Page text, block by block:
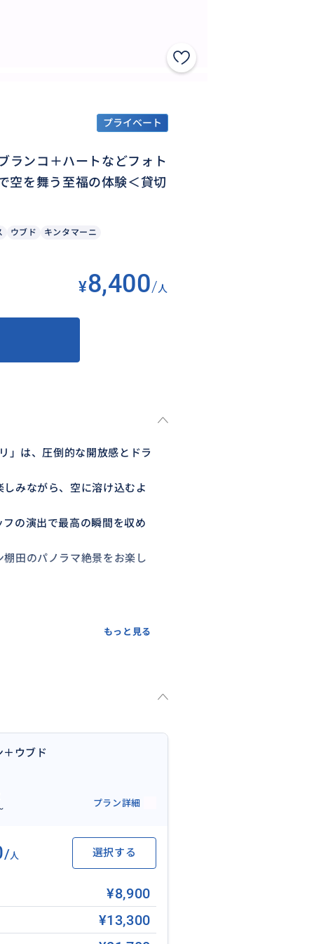
プライベート
ランコ＋ハートなどフォト
空を舞う至福の体験＜貸切
ウブド
キンタマーニ
¥8,400/人
」は、圧倒的な開放感とドラ
みながら、空に溶け込むよ
の演出で最高の瞬間を収め
田のパノラマ絶景をお楽し
あります。
ルドレスを身にまとってス
す。
もっと見る
＋ウブド
プラン詳細
/人 選択する
¥8,900
¥13,300